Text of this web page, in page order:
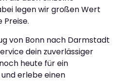
legen wir großen Wert
Preise.
von Bonn nach Darmstadt
dein zuverlässiger
heute für ein
erlebe einen